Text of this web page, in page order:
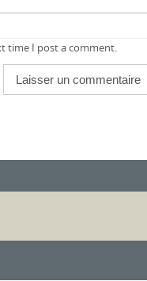
time I post a comment.